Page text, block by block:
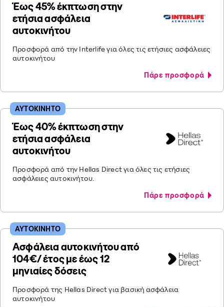
Έως 45% έκπτωση στην
ετήσια ασφάλεια
αυτοκινήτου
Προσφορά από την Interlife για όλες τις ετήσιες ασφάλειες
αυτοκινήτου
Πάρε προσφορά
Έως 40% έκπτωση στην
ετήσια ασφάλεια
αυτοκινήτου
Προσφορά από την Hellas Direct για όλες τις ετήσιες
ασφάλειες αυτοκινήτου.
Πάρε προσφορά
ΑΥΤΟΚΙΝΗΤΟ
Ασφάλεια αυτοκινήτου από
104€/ έτος με έως 12
μηνιαίες δόσεις
Προσφορά της Hellas Direct για βασική ασφάλεια
αυτοκινήτου
ΑΥΤΟΚΙΝΗΤΟ